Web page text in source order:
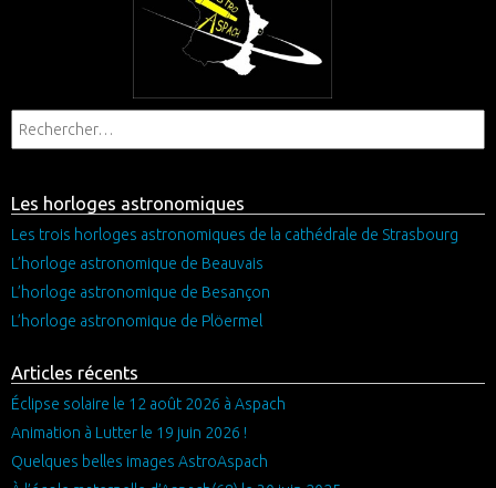
Les horloges astronomiques
Les trois horloges astronomiques de la cathédrale de Strasbourg
L’horloge astronomique de Beauvais
L’horloge astronomique de Besançon
L’horloge astronomique de Plöermel
Articles récents
Éclipse solaire le 12 août 2026 à Aspach
Animation à Lutter le 19 juin 2026 !
Quelques belles images AstroAspach